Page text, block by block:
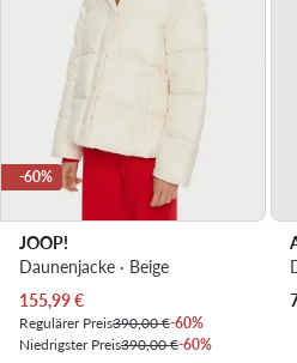
-60%
JOOP!
Daunenjacke · Beige
Aktueller Preis
155,99€
Regulärer Preis390,00 €-60%
Niedrigster Preis390,00 €-60%